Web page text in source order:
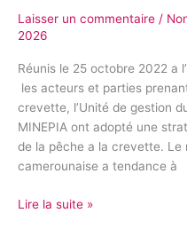
Laisser un commentaire /
2026
Réunis le 25 octobre 2022 a
les acteurs et parties
crevette, l’Unité de gestion
MINEPIA ont adopté une
de la pêche a la crevette.
camerounaise a tendance à
chaîne
de
crevettière
Lire la suite »